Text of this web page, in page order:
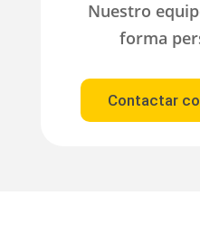
Nuestro
forma
Contactar